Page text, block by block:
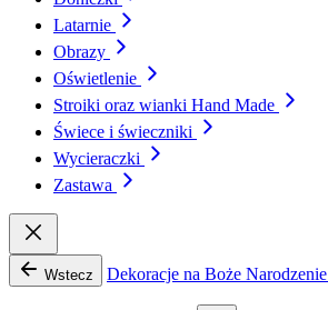
Latarnie
Obrazy
Oświetlenie
Stroiki oraz wianki Hand Made
Świece i świeczniki
Wycieraczki
Zastawa
Wstecz Dekoracje na Boże Narodzenie